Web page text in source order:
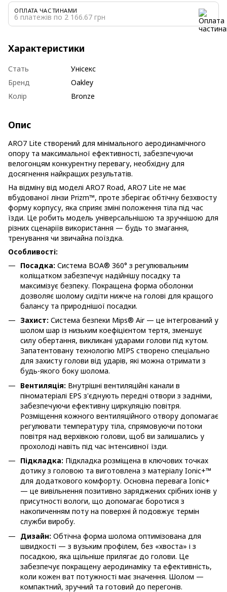
ОПЛАТА ЧАСТИНАМИ
6 платежів по 2 166.67 грн
Характеристики
Стать
Унісекс
Бренд
Oakley
Колір
Bronze
Опис
ARO7 Lite створений для мінімального аеродинамічного
опору та максимальної ефективності, забезпечуючи
велогонцям конкурентну перевагу, необхідну для
досягнення найкращих результатів.
На відміну від моделі ARO7 Road, ARO7 Lite не має
вбудованої лінзи Prizm™, проте зберігає обтічну безхвосту
форму корпусу, яка сприяє зміні положення тіла під час
їзди. Це робить модель універсальнішою та зручнішою для
різних сценаріїв використання — будь то змагання,
тренування чи звичайна поїздка.
Особливості:
Посадка: Система BOA® 360° з регулювальним
коліщатком забезпечує надійнішу посадку та
максимізує безпеку. Покращена форма оболонки
дозволяє шолому сидіти нижче на голові для кращого
балансу та природнішої посадки.
Захист: Система безпеки Mips® Air — це інтегрований у
шолом шар із низьким коефіцієнтом тертя, зменшує
силу обертання, викликані ударами голови під кутом.
Запатентовану технологію MIPS створено спеціально
для захисту голови від ударів, які можна отримати з
будь-якого боку шолома.
Вентиляція: Внутрішні вентиляційні канали в
піноматеріалі EPS з'єднують передні отвори з задніми,
забезпечуючи ефективну циркуляцію повітря.
Розміщення кожного вентиляційного отвору допомагає
регулювати температуру тіла, спрямовуючи потоки
повітря над верхівкою голови, щоб ви залишались у
прохолоді навіть під час інтенсивної їзди.
Підкладка: Підкладка розміщена в ключових точках
дотику з головою та виготовлена з матеріалу Ionic+™
для додаткового комфорту. Основна перевага Ionic+
— це вивільнення позитивно заряджених срібних іонів у
присутності вологи, що допомагає боротися з
накопиченням поту на поверхні й подовжує термін
служби виробу.
Дизайн: Обтічна форма шолома оптимізована для
швидкості — з вузьким профілем, без «хвоста» і з
посадкою, яка щільніше прилягає до голови. Це
забезпечує покращену аеродинаміку та ефективність,
коли кожен ват потужності має значення. Шолом —
компактний, зручний та готовий до перегонів.